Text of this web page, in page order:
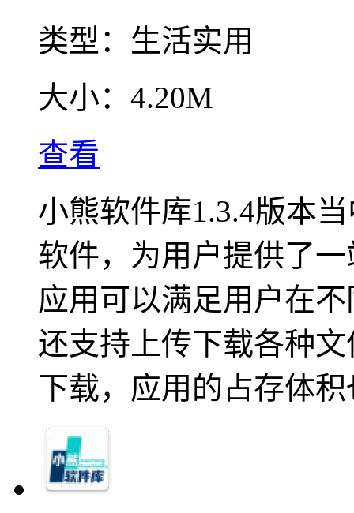
类型： 生活实用
大小： 4.20M
查看
小熊软件库1.3.4版本
软件，为用户提供了
应用可以满足用户在
还支持上传下载各种
下载，应用的占存体